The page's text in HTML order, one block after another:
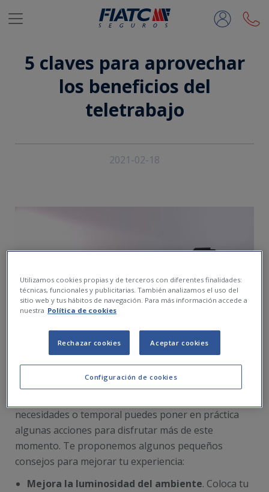
Saltar al contenido principal
5 claves para aprovechar
los beneficios del
teletrabajo
2021-02-18
Teletrabajar tiene muchas ventajas cuando es una
necesidades o temporal puedes poner en práctica
algunas acciones para disfrutar más de este
momento. Te proponemos algunos pequeños
consejos para mejorar tu experiencia:
Mejora la luminosidad del ambiente. Coloca tu
Utilizamos cookies propias y de terceros con diferentes finalidades:
técnicas, funcionales y publicitarias. También analizamos el uso del
sitio web y tus hábitos de navegación. Para más información accede a
nuestra Política de cookies
Configuración de cookies
Rechazar cookies Aceptar cookies